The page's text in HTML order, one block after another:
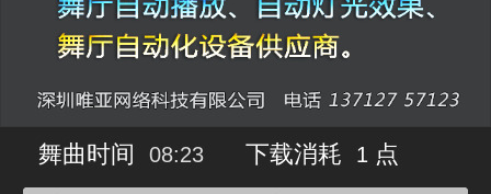
舞曲时间 08:23 下载消耗 1 点